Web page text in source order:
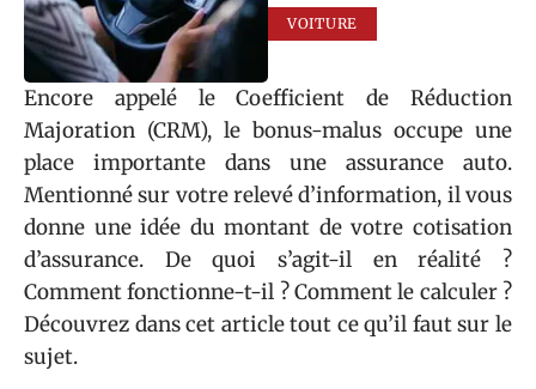
VOITURE
Encore appelé le Coefficient de Réduction
Majoration (CRM), le bonus-malus occupe une
place importante dans une assurance auto.
Mentionné sur votre relevé d’information, il vous
donne une idée du montant de votre cotisation
d’assurance. De quoi s’agit-il en réalité ?
Comment fonctionne-t-il ? Comment le calculer ?
Découvrez dans cet article tout ce qu’il faut sur le
sujet.